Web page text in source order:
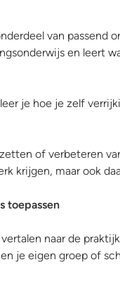
van passend
en leert
je hoe je zelf
of verbeteren
krijgen, maar ook
toepassen
naar de
je eigen groep of